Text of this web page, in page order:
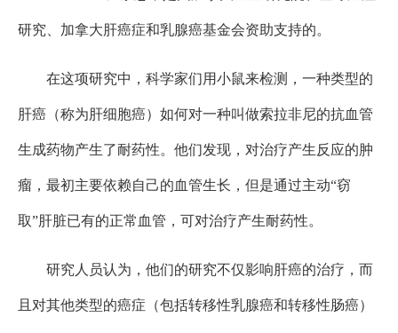
研究、加拿大肝癌症和乳腺癌基金会资助支持的。
在这项研究中，科学家们用小鼠来检测，一种类型的
肝癌（称为肝细胞癌）如何对一种叫做索拉非尼的抗血管
生成药物产生了耐药性。他们发现，对治疗产生反应的肿
瘤，最初主要依赖自己的血管生长，但是通过主动“窃
取”肝脏已有的正常血管，可对治疗产生耐药性。
研究人员认为，他们的研究不仅影响肝癌的治疗，而
且对其他类型的癌症（包括转移性乳腺癌和转移性肠癌）